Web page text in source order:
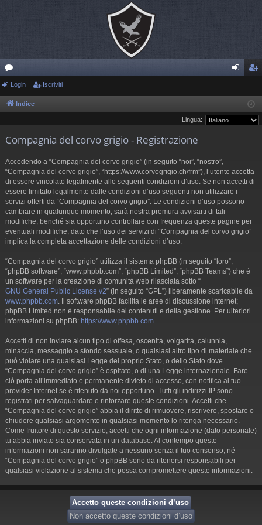
or
u riv
iti
Login Iscriviti
Indice
Lingua:
Compagnia del corvo grigio - Registrazione
Accedendo a “Compagnia del corvo grigio” (in seguito “noi”, “nostro”,
“Compagnia del corvo grigio”, “https://www.corvogrigio.ch/frm”), l’utente accetta
di essere vincolato legalmente alle seguenti condizioni d’uso. Se non accetti di
essere limitato legalmente dalle condizioni d’uso seguenti non utilizzare i
servizi offerti da “Compagnia del corvo grigio”. Le condizioni d’uso possono
cambiare in qualunque momento, sarà nostra premura avvisarti di tali
modifiche, benché sia opportuno controllare con frequenza queste pagine per
eventuali modifiche, dato che l’uso dei servizi di “Compagnia del corvo grigio”
implica la completa accettazione delle condizioni d’uso.
“Compagnia del corvo grigio” utilizza il sistema phpBB (in seguito “loro”,
“phpBB software”, “www.phpbb.com”, “phpBB Limited”, “phpBB Teams”) che è
un software per la creazione di comunità web rilasciata sotto “
GNU General Public License v2” (in seguito “GPL”) liberamente scaricabile da
www.phpbb.com . Il software phpBB facilita le aree di discussione internet;
phpBB Limited non è responsabile dei contenuti e della gestione. Per ulteriori
informazioni su phpBB: https://www.phpbb.com
Accetti di non inviare alcun tipo di offesa, oscenità, volgarità, calunnia,
minaccia, messaggio a sfondo sessuale, o qualsiasi altro tipo di materiale che
può violare una qualsiasi Legge del proprio Stato, o dello Stato dove
“Compagnia del corvo grigio” è ospitato, o di una Legge internazionale. Fare
ciò porta all’immediato e permanente divieto di accesso, con notifica al tuo
provider Internet se è ritenuto da noi opportuno. Tutti gli indirizzi IP sono
registrati per salvaguardare e rinforzare queste condizioni. Accetti che
“Compagnia del corvo grigio” abbia il diritto di rimuovere, riscrivere, spostare o
chiudere qualsiasi argomento in qualsiasi momento lo ritenga necessario.
Come fruitore di questo servizio, accetti che ogni informazione (dato personale)
tu abbia inviato sia conservata in un database. Al contempo queste
informazioni non saranno divulgate a nessuno senza il tuo consenso, né
“Compagnia del corvo grigio” o phpBB sono da ritenersi responsabili per
qualsiasi violazione al sistema che possa compromettere queste informazioni.